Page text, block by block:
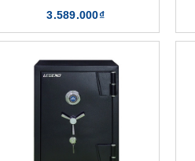
3.589.000₫